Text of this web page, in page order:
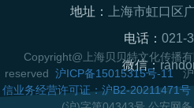
地址：
上海市虹口区
电话： 021-
微信：
Copyright@上海贝贝特文化传播
reserved 沪ICP备15015315号-11沪
信业务经营许可证：沪B2-20211471号